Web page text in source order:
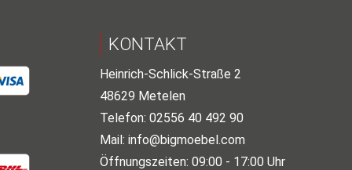
KONTAKT
Heinrich-Schlick-Straße 2
48629 Metelen
Telefon: 02556 40 492 90
Mail: info@bigmoebel.com
Öffnungszeiten: 09:00 - 17:00 Uhr